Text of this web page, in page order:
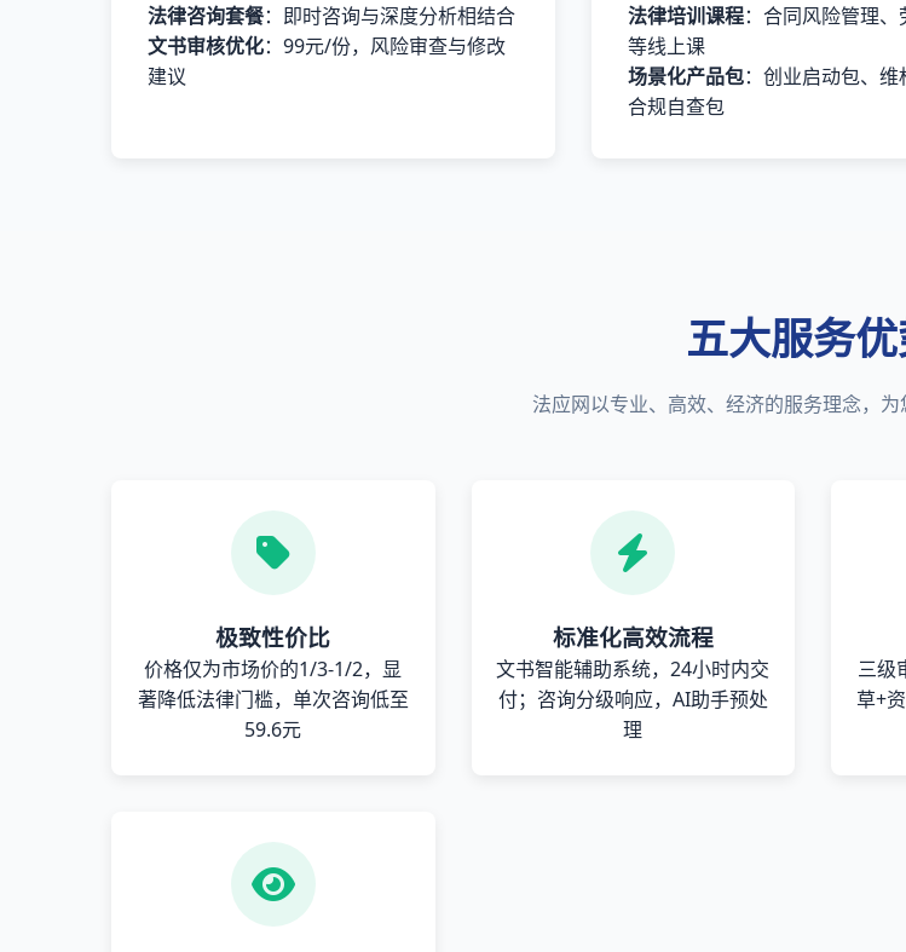
法律咨询套餐：即时咨询与深度分析相结合
文书审核优化：99元/份，风险审查与修改
建议
法律培训课程：合同风险管理、
等线上课
场景化产品包：创业启动包、维
合规自查包
五大服务
法应网以专业、高效、经济的服务理念，
极致性价比
价格仅为市场价的1/3-1/2，显
著降低法律门槛，单次咨询低至
59.6元
标准化高效流程
文书智能辅助系统，24小时内交
付；咨询分级响应，AI助手预处
理
三级
草+